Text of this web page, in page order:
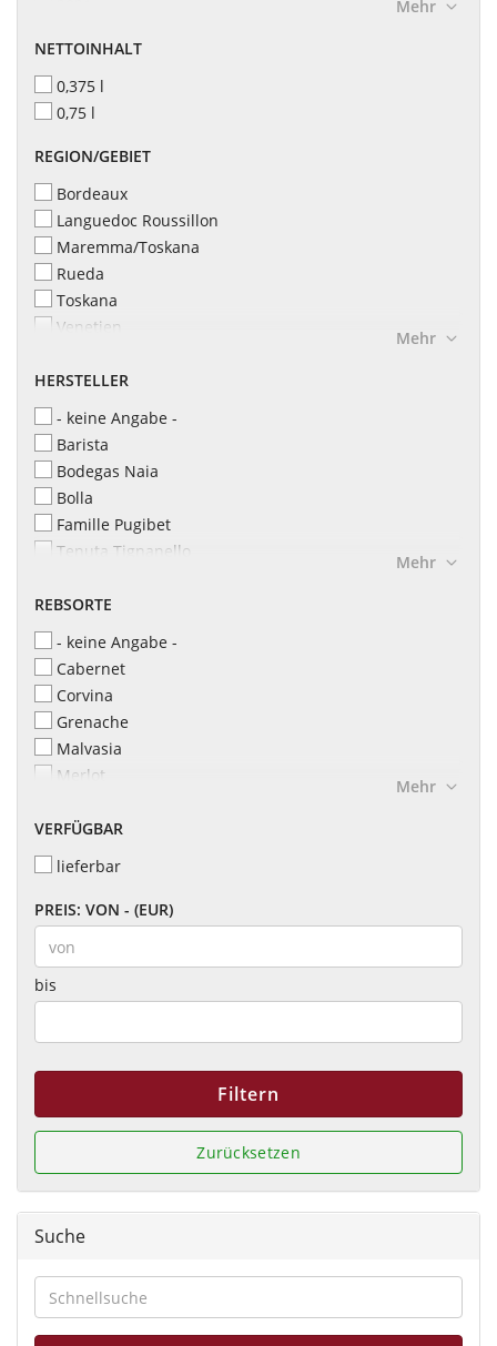
Mehr
NETTOINHALT
0,375 l
0,75 l
REGION/GEBIET
Bordeaux
Languedoc Roussillon
Maremma/Toskana
Rueda
Toskana
Venetien
Mehr
HERSTELLER
- keine Angabe -
Barista
Bodegas Naia
Bolla
Famille Pugibet
Tenuta Tignanello
Terra Nera
Mehr
REBSORTE
- keine Angabe -
Cabernet
Corvina
Grenache
Malvasia
Merlot
Sangiovese
Syrah
Verdejo
Mehr
VERFÜGBAR
lieferbar
PREIS: VON - (EUR)
bis
Filtern
Zurücksetzen
Suche